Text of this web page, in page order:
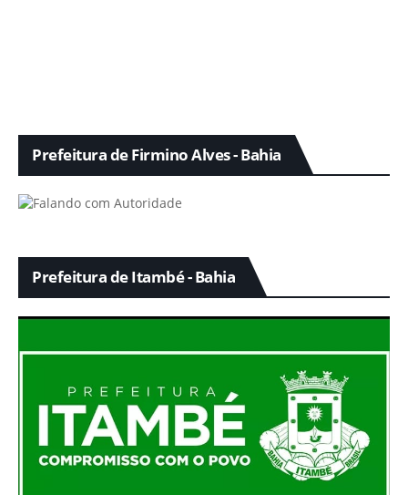
Prefeitura de Firmino Alves - Bahia
Prefeitura de Itambé - Bahia